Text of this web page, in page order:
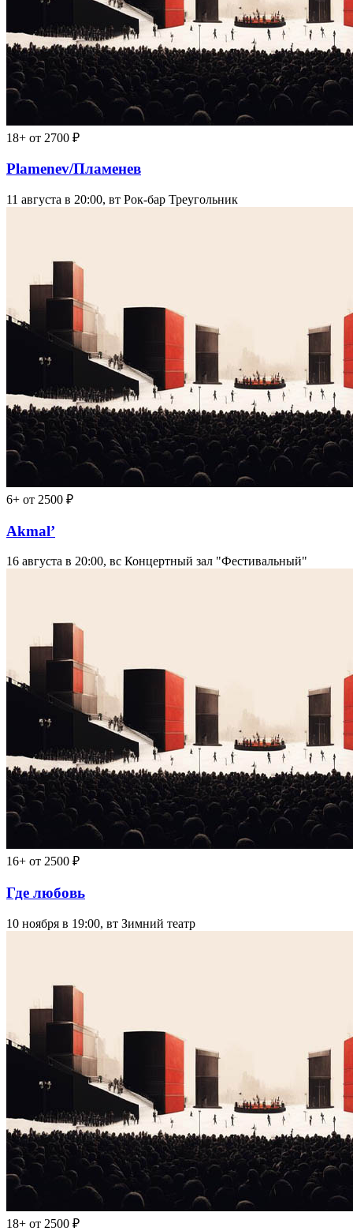
18+ от 2700 ₽
Plamenev/Пламенев
11 августа в 20:00, вт Рок-бар Треугольник
6+ от 2500 ₽
Akmal’
16 августа в 20:00, вс Концертный зал "Фестивальный"
16+ от 2500 ₽
Где любовь
10 ноября в 19:00, вт Зимний театр
18+ от 2500 ₽